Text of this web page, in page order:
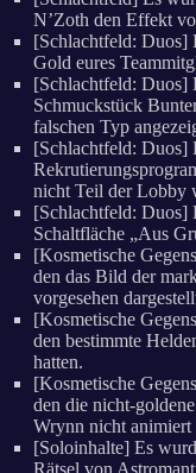
N’Zoth den Effekt
[Schlachtfeld: Duos]
Gold eures
[Schlachtfeld: Duos]
Schmuckstück
falschen Typ
[Schlachtfeld: Duos]
nicht Teil der Lobby
[Schlachtfeld: Duos]
Schaltfläche „Aus
[Kosmetische
den das Bild der
vorgesehen
[Kosmetische
den bestimmte
hatten.
[Kosmetische
den die nicht-
Wrynn nicht animiert
[Soloinhalte] Es
Rätsel von